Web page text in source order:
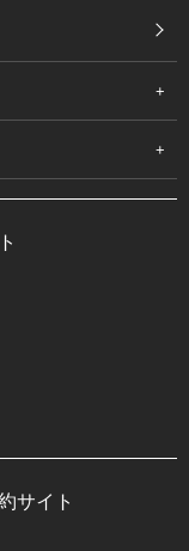
サイト